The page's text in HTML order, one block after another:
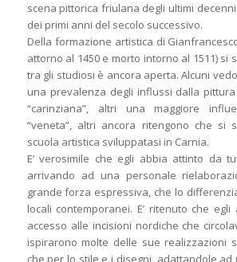
scena pittorica friulana degli ultimi
dei primi anni del secolo successivo.
Della formazione artistica di
attorno al 1450 e morto intorno al 1511) si
tra gli studiosi è ancora aperta. Alcuni
una prevalenza degli influssi dalla pittura
“carinziana”, altri una maggiore
“veneta”, altri ancora ritengono che si
scuola artistica sviluppatasi in Carnia.
E’ verosimile che egli abbia attinto da
arrivando ad una personale
grande forza espressiva, che lo
locali contemporanei. E’ ritenuto che
accesso alle incisioni nordiche che
ispirarono molte delle sue realizzazioni
che per lo stile e i disegni, adattandole